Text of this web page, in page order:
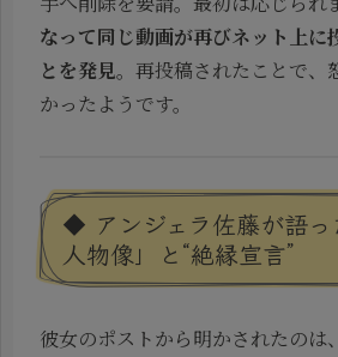
なって同じ動画が再びネット上に
とを発見。再投稿されたことで、
かったようです。
◆ アンジェラ佐藤が語っ
人物像」と“絶縁宣言”
彼女のポストから明かされたのは